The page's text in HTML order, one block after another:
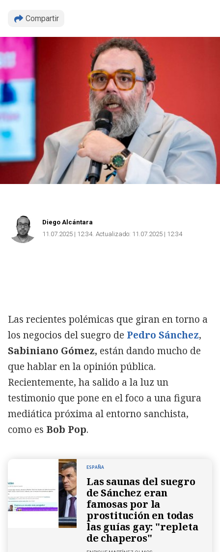
Compartir
Diego Alcántara
11.07.2025 | 12:34 Actualizado: 11.07.2025 | 12:34
Las recientes polémicas que giran en torno a
los negocios del suegro de Pedro Sánchez,
Sabiniano Gómez, están dando mucho de
que hablar en la opinión pública.
Recientemente, ha salido a la luz un
testimonio que pone en el foco a una figura
mediática próxima al entorno sanchista,
como es Bob Pop.
ESPAÑA
Las saunas del suegro
de Sánchez eran
famosas por la
prostitución en todas
las guías gay: "repleta
de chaperos"